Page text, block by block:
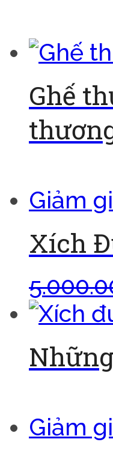
Ghế
Giảm
Xích
Giảm